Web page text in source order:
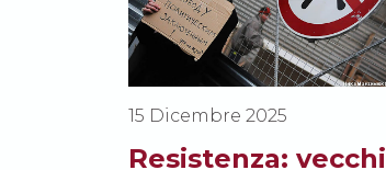
15 Dicembre 2025
Resistenza: vecchi